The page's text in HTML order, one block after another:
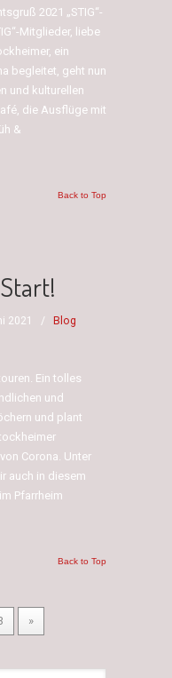
2021 „STIG“-
Mitglieder, liebe
ein
begleitet, geht nun
und kulturellen
die Ausflüge mit
&
Back to Top
2021 / Blog
Ein tolles
und
und plant
Corona. Unter
auch in diesem
Pfarrheim
Back to Top
»